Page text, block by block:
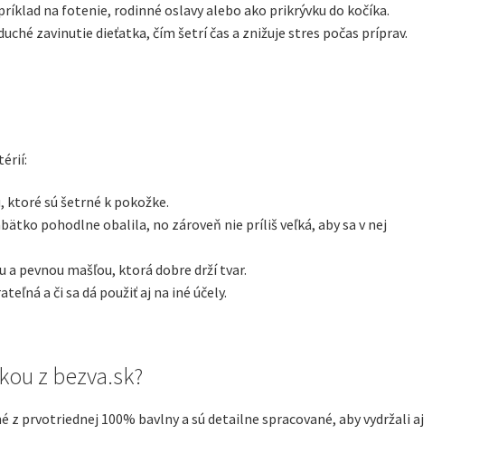
na fotenie, rodinné oslavy alebo ako prikrývku do kočíka.
zavinutie dieťatka, čím šetrí čas a znižuje stres počas príprav.
sú šetrné k pokožke.
pohodlne obalila, no zároveň nie príliš veľká, aby sa v nej
a pevnou mašľou, ktorá dobre drží tvar.
a či sa dá použiť aj na iné účely.
z bezva.sk?
z prvotriednej 100% bavlny a sú detailne spracované, aby vydržali aj